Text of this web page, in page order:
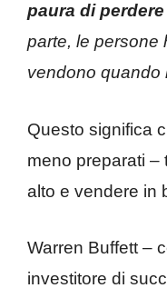
paura di
parte, le persone
vendono quando
Questo significa
meno preparati –
alto e vendere in
Warren Buffett –
investitore di